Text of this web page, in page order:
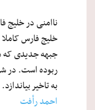
ناامنی در خلیج
خلیج فارس
جبهه جدیدی که
ربوده است. در
به تاخیر بیاندازد.
احمد رأفت